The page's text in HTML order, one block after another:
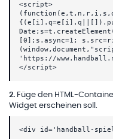
<script>
[0];s.async=1;
'https://
</script>
2. Füge den HTML-
Widget erscheinen soll.
<div id='handball-